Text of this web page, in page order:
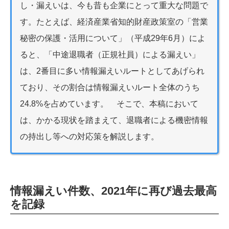
し・漏えいは、今も昔も企業にとって重大な問題で
す。たとえば、経済産業省知的財産政策室の「営業
秘密の保護・活用について」（平成29年6月）によ
ると、「中途退職者（正規社員）による漏えい」
は、2番目に多い情報漏えいルートとしてあげられ
ており、その割合は情報漏えいルート全体のうち
24.8%を占めています。 そこで、本稿において
は、かかる現状を踏まえて、退職者による機密情報
の持出し等への対応策を解説します。
情報漏えい件数、2021年に再び過去最高
を記録